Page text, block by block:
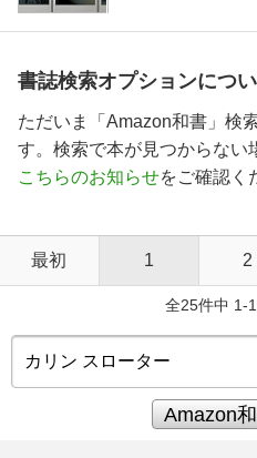
書誌検索オプションにつ
ただいま「Amazon和書」検
す。検索で本が見つからない
こちらのお知らせをご確認く
最初 1 2
全25件中 1-